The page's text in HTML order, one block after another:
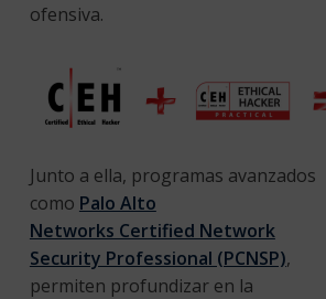
ofensiva.
Junto a ella, programas avanzados
como Palo Alto
Networks Certified Network
Security Professional (PCNSP),
permiten profundizar en la